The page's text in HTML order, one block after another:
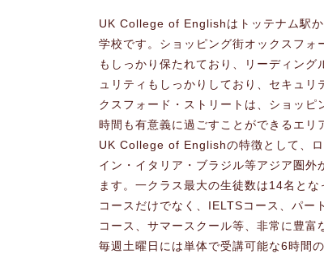
UK College of Englishはトッテナム駅
学校です。ショッピング街オックスフ
もしっかり保たれており、リーディン
ュリティもしっかりしており、セキュ
クスフォード・ストリートは、ショッ
時間も有意義に過ごすことができるエリ
UK College of Englishの特徴として、
イン・イタリア・ブラジル等アジア圏外
ます。一クラス最大の生徒数は14名と
コースだけでなく、IELTSコース、パー
コース、サマースクール等、非常に豊富
毎週土曜日には単体で受講可能な6時間